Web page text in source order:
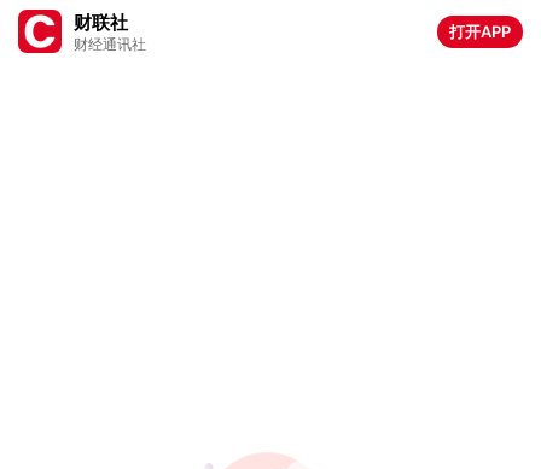
财联社
财经通讯社
打开APP